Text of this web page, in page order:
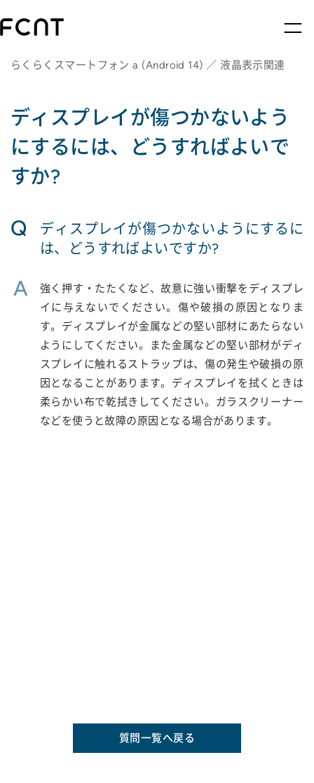
らくらくスマートフォン a (Android 14) ／ 液晶表示関連
ディスプレイが傷つかないよう
にするには、どうすればよいで
すか?
Q
ディスプレイが傷つかないようにするに
は、どうすればよいですか?
A
強く押す・たたくなど、故意に強い衝撃をディスプレ
イに与えないでください。傷や破損の原因となりま
す。ディスプレイが金属などの堅い部材にあたらない
ようにしてください。また金属などの堅い部材がディ
スプレイに触れるストラップは、傷の発生や破損の原
因となることがあります。ディスプレイを拭くときは
柔らかい布で乾拭きしてください。ガラスクリーナー
などを使うと故障の原因となる場合があります。
質問一覧へ戻る